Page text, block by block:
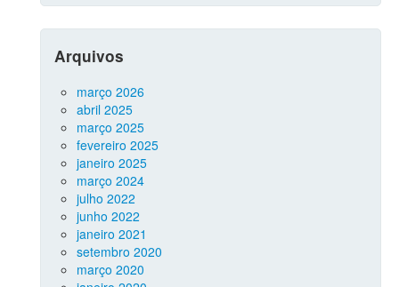
Arquivos
março 2026
abril 2025
março 2025
fevereiro 2025
janeiro 2025
março 2024
julho 2022
junho 2022
janeiro 2021
setembro 2020
março 2020